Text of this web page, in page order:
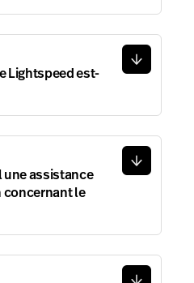
Lightspeed est-
assistance
le